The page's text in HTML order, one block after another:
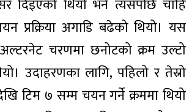
दिइएको थियो भने त्यसपछि चाहिँ
प्रक्रिया अगाडि बढेको थियो। यस
चरणमा छनोटको क्रम उल्टो
उदाहरणका लागि, पहिलो र तेस्रो
टिम ७ सम्म चयन गर्ने क्रममा थियो